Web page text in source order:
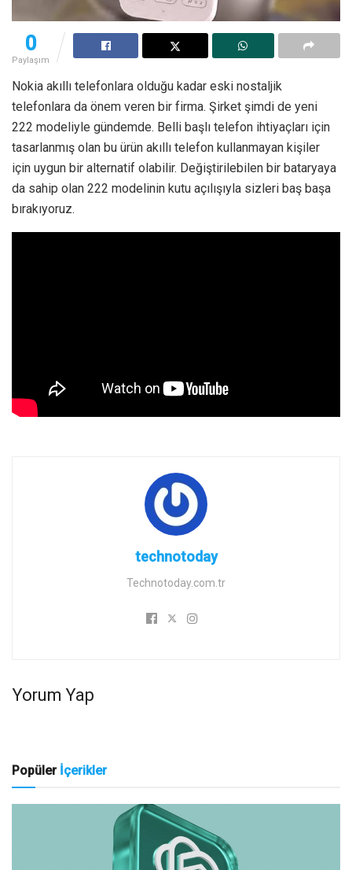
0
Paylaşım
Nokia akıllı telefonlara olduğu kadar eski nostaljik
telefonlara da önem veren bir firma. Şirket şimdi de yeni
222 modeliyle gündemde. Belli başlı telefon ihtiyaçları için
tasarlanmış olan bu ürün akıllı telefon kullanmayan kişiler
için uygun bir alternatif olabilir. Değiştirilebilen bir bataryaya
da sahip olan 222 modelinin kutu açılışıyla sizleri baş başa
bırakıyoruz.
technotoday
Technotoday.com.tr
Yorum Yap
Popüler İçerikler